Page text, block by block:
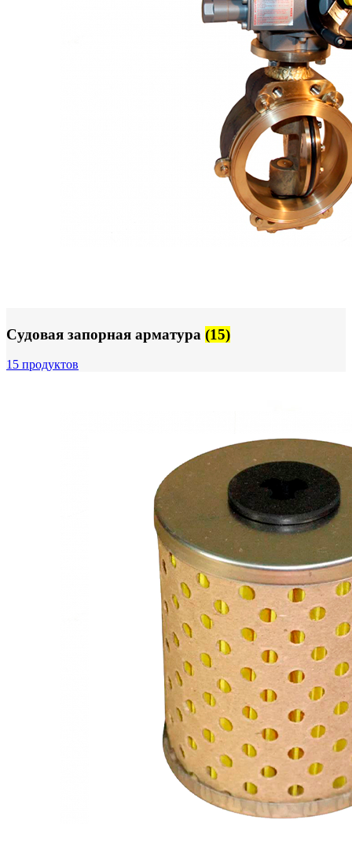
Судовая запорная арматура (15)
15 продуктов